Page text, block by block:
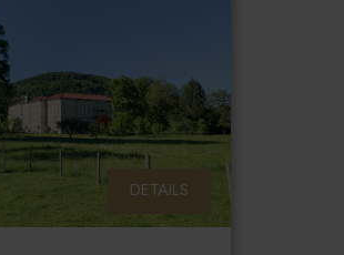
DETAILS